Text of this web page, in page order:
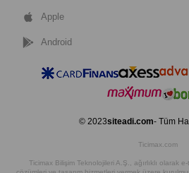
Apple
Android
© 2023siteadi.com- Tüm
Ticimax.com
Ticimax Bilişim Teknolojileri A.Ş., ağırlıklı olarak